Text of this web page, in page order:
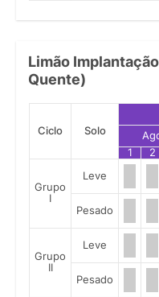
Limão
Quente)
Ciclo Solo
1
2
Grupo
I
Leve
Pesado
Grupo
II
Leve
Pesado